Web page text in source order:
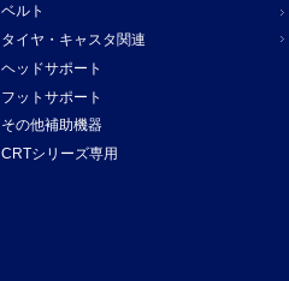
ベルト
タイヤ・キャスタ関連
ヘッドサポート
フットサポート
その他補助機器
CRTシリーズ専用